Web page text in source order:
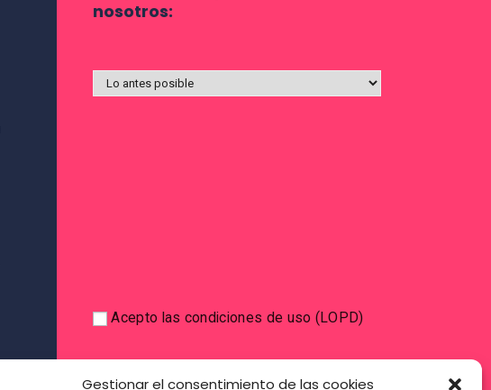
Gestionar el consentimiento de las cookies
nosotros:
Acepto las condiciones de uso (LOPD)